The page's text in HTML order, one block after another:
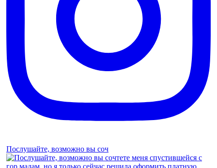
Послушайте, возможно вы соч